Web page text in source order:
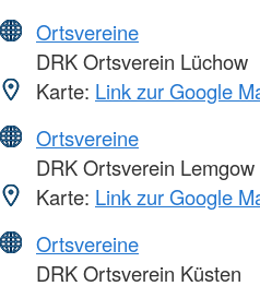
Ortsvereine
DRK Ortsverein Lüchow
Karte: Link zur Google
Ortsvereine
DRK Ortsverein Lemgow
Karte: Link zur Google
Ortsvereine
DRK Ortsverein Küsten